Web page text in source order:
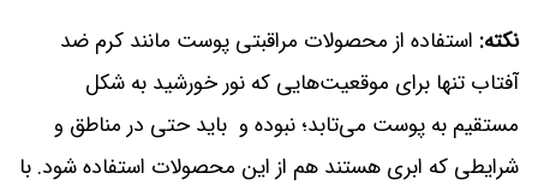
نکته: استفاده از محصولات مراقبتی پوست مانند کرم ضد
آفتاب تنها برای موقعیت‌هایی که نور خورشید به شکل
مستقیم به پوست می‌تابد؛ نبوده و باید حتی در مناطق و
شرایطی که ابری هستند هم از این محصولات استفاده شود. با